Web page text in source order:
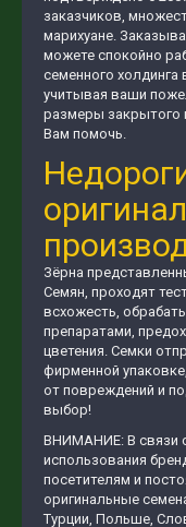
заказчиков,
марихуане.
можете спокойно
семенного
учитывая ваши
размеры закрытого
Вам помочь.
Зёрна
Семян, проходят
всхожесть,
препаратами,
цветения. Семки
фирменной
от повреждений и
выбор!
ВНИМАНИЕ: В связи
использования
посетителям и
оригинальные
Турции, Польше,